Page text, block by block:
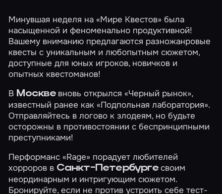
Минувшая неделя на «Мире Квестов» была
насыщенной и феноменально продуктивной!
Вашему вниманию предлагаются разножанровые
квесты с уникальным и любопытным сюжетом,
доступные для юных игроков, новичков и
опытных квестоманов!
В Москве вновь открылся «Черный рынок»,
известный ранее как «Подпольная лаборатория».
Отправляйтесь в логово к злодеям, но будьте
осторожны в противостоянии с беспринципными
преступниками!
Перформанс«Rage» порадует любителей
хорроров в Санкт-Петербургесвоим
неординарным и интригующим сюжетом.
Бронируйте, если не против устроить себе тест-